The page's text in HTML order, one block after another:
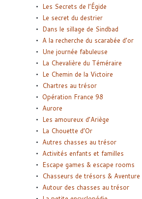
Les Secrets de l’Égide
Le secret du destrier
Dans le sillage de Sindbad
A la recherche du scarabée d’or
Une journée fabuleuse
La Chevalière du Téméraire
Le Chemin de la Victoire
Chartres au trésor
Opération France 98
Aurore
Les amoureux d’Ariège
La Chouette d’Or
Autres chasses au trésor
Activités enfants et familles
Escape games & escape rooms
Chasseurs de trésors & Aventure
Autour des chasses au trésor